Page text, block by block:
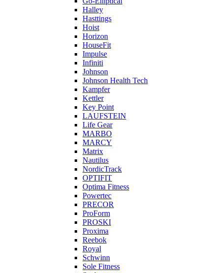
Halley
Hasttings
Hoist
Horizon
HouseFit
Impulse
Infiniti
Johnson
Johnson Health Tech
Kampfer
Kettler
Key Point
LAUFSTEIN
Life Gear
MARBO
MARCY
Matrix
Nautilus
NordicTrack
OPTIFIT
Optima Fitness
Powertec
PRECOR
ProForm
PROSKI
Proxima
Reebok
Royal
Schwinn
Sole Fitness